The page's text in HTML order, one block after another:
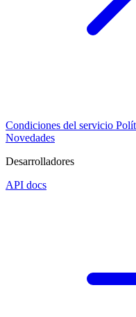
Condiciones del servicio
Novedades
Desarrolladores
API docs